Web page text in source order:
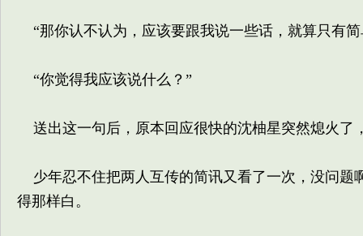
“那你认不认为，应该要跟我说一些话，就算只有
“你觉得我应该说什么？”
送出这一句后，原本回应很快的沈柚星突然熄火了
少年忍不住把两人互传的简讯又看了一次，没问
得那样白。